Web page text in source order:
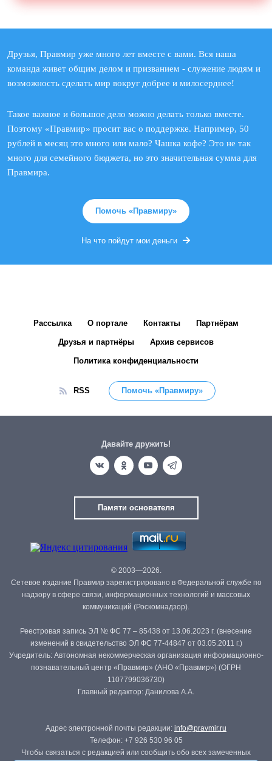
Друзья, Правмир уже много лет вместе с вами. Вся наша
команда живет общим делом и призванием - служение людям и
возможность сделать мир вокруг добрее и милосерднее!
Такое важное и большое дело можно делать только вместе.
Поэтому «Правмир» просит вас о поддержке. Например, 50
рублей в месяц это много или мало? Чашка кофе? Это не так
много для семейного бюджета, но это значительная сумма для
Правмира.
Помочь «Правмиру»
На что пойдут мои деньги
Рассылка О портале Контакты Партнёрам
Друзья и партнёры Архив сервисов
Политика конфиденциальности
RSS Помочь «Правмиру»
Давайте дружить!
Памяти основателя
© 2003—2026.
Сетевое издание Правмир зарегистрировано в Федеральной службе по
надзору в сфере связи, информационных технологий и массовых
коммуникаций (Роскомнадзор).
Реестровая запись ЭЛ № ФС 77 – 85438 от 13.06.2023 г. (внесение
изменений в свидетельство ЭЛ ФС 77-44847 от 03.05.2011 г.)
Учредитель: Автономная некоммерческая организация информационно-
познавательный центр «Правмир» (АНО «Правмир») (ОГРН
1107799036730)
Главный редактор: Данилова А.А.
Адрес электронной почты редакции: info@pravmir.ru
Телефон: +7 926 530 96 05
Чтобы связаться с редакцией или сообщить обо всех замеченных